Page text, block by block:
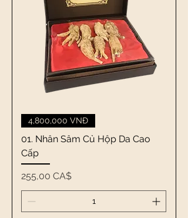
4,800,000 VNĐ
01. Nhân Sâm Củ Hộp Da Cao
Cấp
Giá
255,00 CA$